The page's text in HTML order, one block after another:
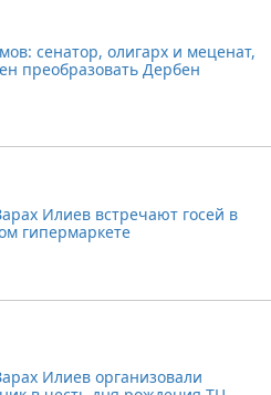
сенатор, олигарх и меценат,
преобразовать Дербен
Илиев встречают госей в
гипермаркете
Илиев организовали